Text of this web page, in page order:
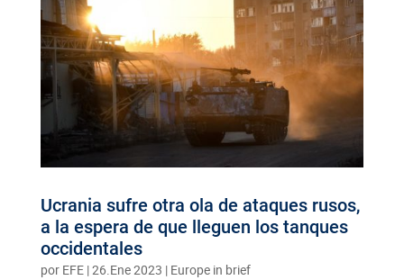
Ucrania sufre otra ola de ataques rusos,
a la espera de que lleguen los tanques
occidentales
por EFE|26.Ene 2023 | Europe in brief